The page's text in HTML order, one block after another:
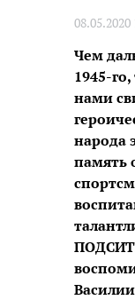
08.05.2020
Чем
1945-
нами
народа
память